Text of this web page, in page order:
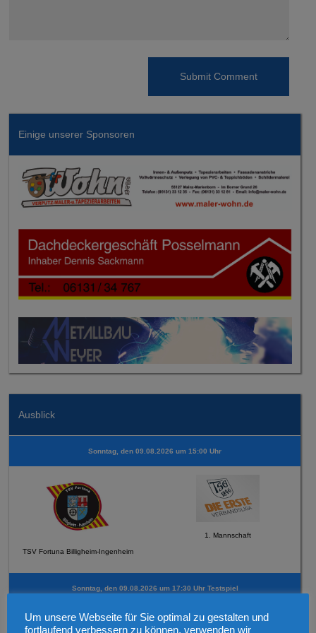
Einige unserer Sponsoren
Ausblick
Sonntag, den 09.08.2026 um 15:00 Uhr
TSV Fortuna Billigheim-Ingenheim
1. Mannschaft
Sonntag, den 09.08.2026 um 17:30 Uhr Testspiel
Um unsere Webseite für Sie optimal zu gestalten und
fortlaufend verbessern zu können, verwenden wir